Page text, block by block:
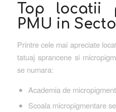
Top locatii
PMU in
Printre cele mai apreciate
tatuaj sprancene si
se numara:
Academia de
Scoala micropigmentare